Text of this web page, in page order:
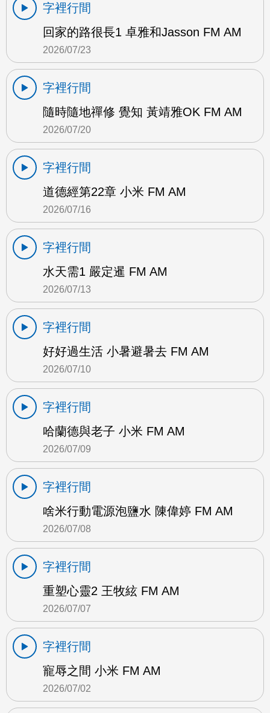
字裡行間
回家的路很長1 卓雅和Jasson FM AM
2026/07/23
字裡行間
隨時隨地禪修 覺知 黃靖雅OK FM AM
2026/07/20
字裡行間
道德經第22章 小米 FM AM
2026/07/16
字裡行間
水天需1 嚴定暹 FM AM
2026/07/13
字裡行間
好好過生活 小暑避暑去 FM AM
2026/07/10
字裡行間
哈蘭德與老子 小米 FM AM
2026/07/09
字裡行間
啥米行動電源泡鹽水 陳偉婷 FM AM
2026/07/08
字裡行間
重塑心靈2 王牧絃 FM AM
2026/07/07
字裡行間
寵辱之間 小米 FM AM
2026/07/02